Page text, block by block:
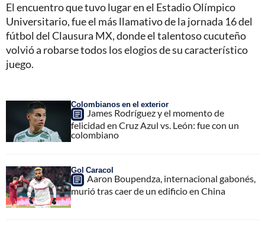
El encuentro que tuvo lugar en el Estadio Olímpico
Universitario, fue el más llamativo de la jornada 16 del
fútbol del Clausura MX, donde el talentoso cucuteño
volvió a robarse todos los elogios de su característico
juego.
Colombianos en el exterior
James Rodríguez y el momento de
felicidad en Cruz Azul vs. León: fue con un
colombiano
Gol Caracol
Aaron Boupendza, internacional gabonés,
murió tras caer de un edificio en China